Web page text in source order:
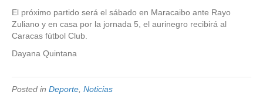
El próximo partido será el sábado en Maracaibo ante Rayo
Zuliano y en casa por la jornada 5, el aurinegro recibirá al
Caracas fútbol Club.
Dayana Quintana
Posted in Deporte Noticias